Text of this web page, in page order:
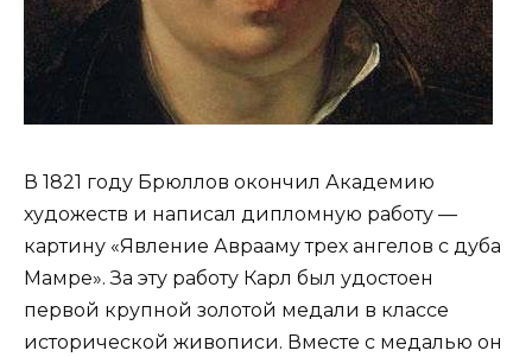
В 1821 году Брюллов окончил Академию
художеств и написал дипломную работу —
картину «Явление Аврааму трех ангелов с дуба
Мамре». За эту работу Карл был удостоен
первой крупной золотой медали в классе
исторической живописи. Вместе с медалью он